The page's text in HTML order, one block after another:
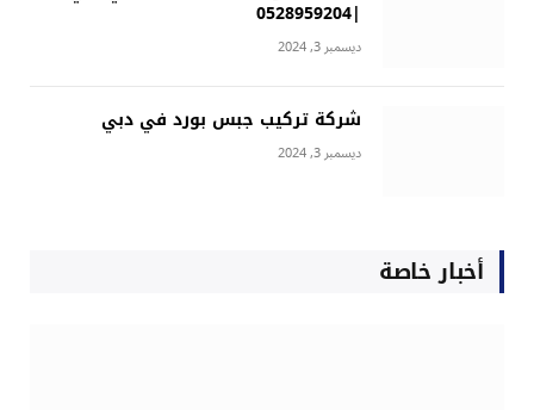
|0528959204
ديسمبر 3, 2024
شركة تركيب جبس بورد في دبي
ديسمبر 3, 2024
أخبار خاصة